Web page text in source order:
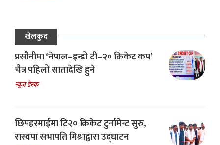
खेलकुद
प्रसौनीमा ‘नेपाल–इन्डो टी–२० क्रिकेट कप’
चैत्र पहिलो सातादेखि हुने
न्यूज डेस्क
छिपहरमाईमा टि२० क्रिकेट टुर्नामेन्ट सुरु,
रास्वपा सभापति मिश्राद्वारा उद्घाटन